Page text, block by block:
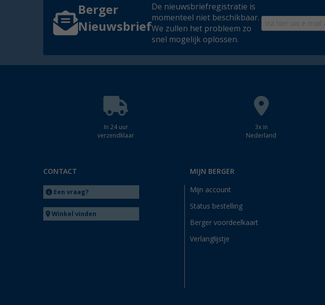
Berger
Nieuwsbrief
De nieuwsbriefregistratie is
momenteel niet beschikbaar.
We zullen het probleem zo
snel mogelijk oplossen.
In 24 uur
verzendklaar
3x in
Nederland
CONTACT
Een vraag?
Winkel vinden
MIJN BERGER
Mijn account
Status bestelling
Berger voordeelkaart
Verlanglijstje